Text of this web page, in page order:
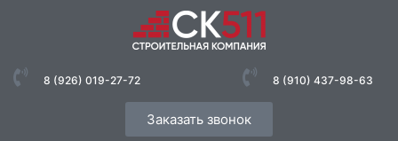
8 (926) 019-27-72 8 (910) 437-98-63
Заказать звонок